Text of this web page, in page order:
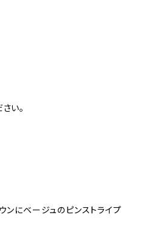
い。
ンにベージュのピンストライプ